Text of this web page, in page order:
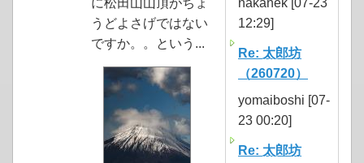
に松田山山頂がちょ
うどよさげではない
ですか。。という...
nakanek [07-23
12:29]
Re: 太郎坊
（260720）
yomaiboshi [07-
23 00:20]
Re: 太郎坊